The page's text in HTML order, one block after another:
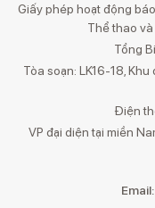
Giấy phép hoạt động
Thể thao
Tổng
Tòa soạn: LK16-18,
Điện
VP đại diện tại miền
Email: